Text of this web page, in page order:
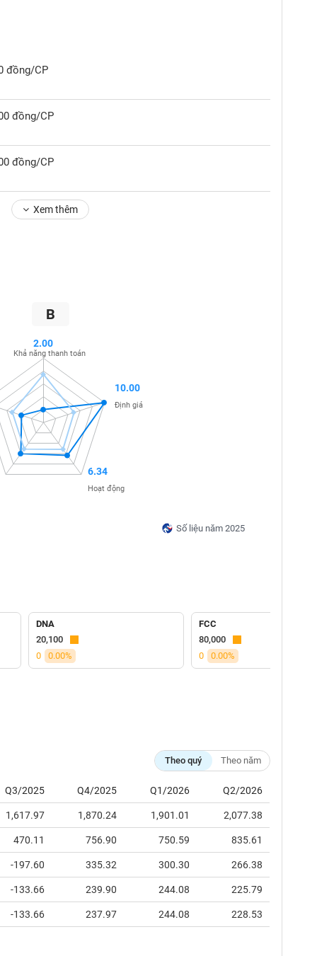
đồng/CP
đồng/CP
đồng/CP
Xem thêm
B
Số liệu năm 2025
2.00
Khả năng thanh toán
10.00
Định giá
6.34
Hoạt động
DNA
20,100
0
0.00%
FCC
80,000
0
0.00%
Theo quý Theo năm
Q3/2025 Q4/2025 Q1/2026 Q2/2026
1,617.97 1,870.24 1,901.01 2,077.38
470.11 756.90 750.59 835.61
-197.60 335.32 300.30 266.38
-133.66 239.90 244.08 225.79
-133.66 237.97 244.08 228.53